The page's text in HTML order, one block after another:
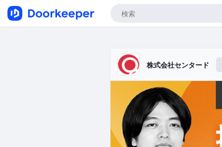
株式会社センタード